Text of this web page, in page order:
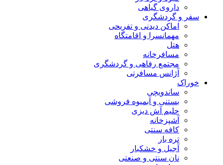
داروی گیاهی
سفر و گردشگری
اماکن دیدنی و تفریحی
مهمانسرا و اقامتگاه
هتل
مسافرخانه
مجتمع رفاهی و گردشگری
آژانس مسافرتی
خوراک
ساندویچی
بستنی و آبمیوه فروشی
حلیم آش دیزی
آشپزخانه
کافه سنتی
تره بار
آجیل و خشکبار
نان سنتی و صنعتی